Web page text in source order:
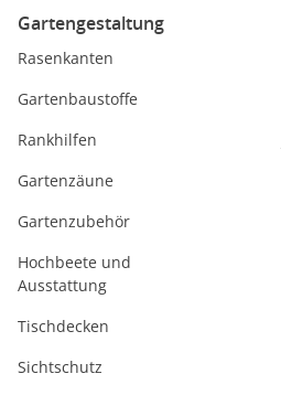
Gartengestaltung
Rasenkanten
Gartenbaustoffe
Rankhilfen
Gartenzäune
Gartenzubehör
Hochbeete und
Ausstattung
Tischdecken
Sichtschutz